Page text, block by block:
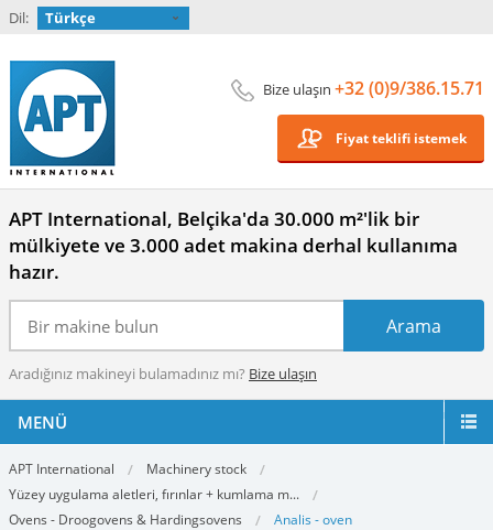
Dil: Türkçe
Bize ulaşın +32 (0)9/386.15.71
Fiyat teklifi istemek
APT International, Belçika'da 30.000 m²'lik bir
mülkiyete ve 3.000 adet makina derhal kullanıma
hazır.
Aradığınız makineyi bulamadınız mı? Bize ulaşın
MENÜ
APT International
Machinery stock
Yüzey uygulama aletleri, fırınlar + kumlama m...
Ovens - Droogovens & Hardingsovens
Analis - oven